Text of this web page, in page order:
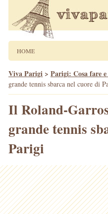
HOME
Viva Parigi > Parigi: Cosa fare e
grande tennis sbarca nel cuore di
Il Roland-
grande tennis
Parigi